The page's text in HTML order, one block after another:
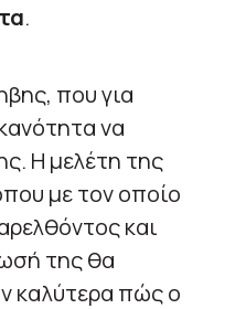
.
που για
να
Η μελέτη της
με τον οποίο
και
της θα
καλύτερα πώς ο